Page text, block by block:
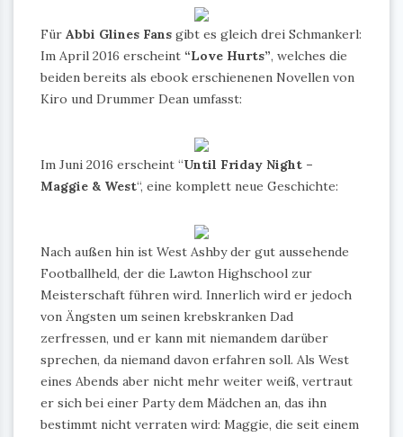
Für Abbi Glines Fans gibt es gleich drei Schmankerl:
Im April 2016 erscheint “Love Hurts”, welches die
beiden bereits als ebook erschienenen Novellen von
Kiro und Drummer Dean umfasst:
Im Juni 2016 erscheint “Until Friday Night –
Maggie & West“, eine komplett neue Geschichte:
Nach außen hin ist West Ashby der gut aussehende
Footballheld, der die Lawton Highschool zur
Meisterschaft führen wird. Innerlich wird er jedoch
von Ängsten um seinen krebskranken Dad
zerfressen, und er kann mit niemandem darüber
sprechen, da niemand davon erfahren soll. Als West
eines Abends aber nicht mehr weiter weiß, vertraut
er sich bei einer Party dem Mädchen an, das ihn
bestimmt nicht verraten wird: Maggie, die seit einem